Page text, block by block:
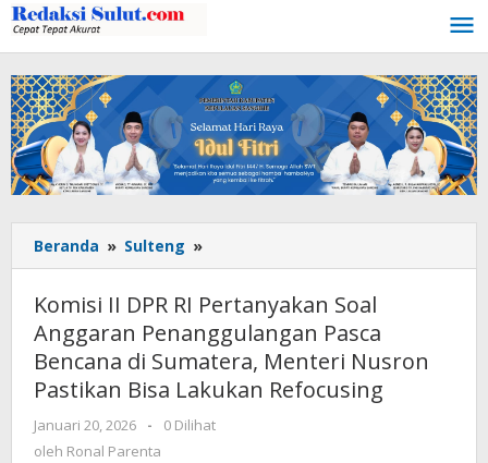
Lewati
ke
konten
Beranda » Sulteng »
II
RI
Pertanyakan
Soal
Anggaran
Pasca
Komisi II DPR RI Pertanyakan Soal
Anggaran Penanggulangan Pasca
Bencana di Sumatera, Menteri Nusron
Pastikan Bisa Lakukan Refocusing
Januari 20, 2026
oleh
Ronal
-
0 Dilihat
oleh Ronal Parenta